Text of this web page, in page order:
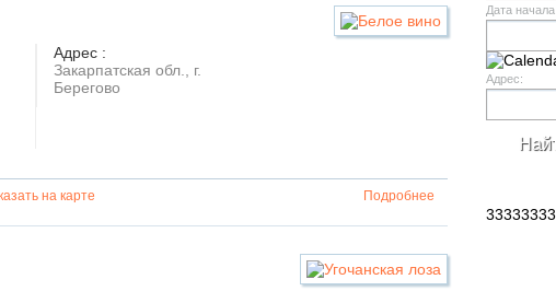
Адрес :
Закарпатская обл., г.
Берегово
на карте Подробнее
Дата
Адрес: